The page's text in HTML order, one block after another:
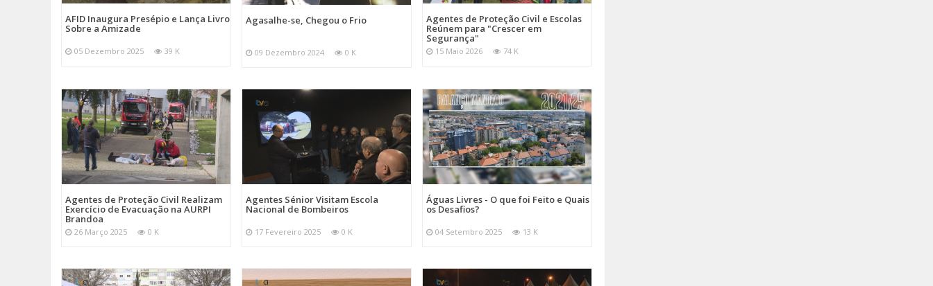
AFID Inaugura Presépio e Lança Livro
Sobre a Amizade
05 Dezembro 2025 39 K
Agasalhe-se, Chegou o Frio
09 Dezembro 2024 0 K
Agentes de Proteção Civil e Escolas
Reúnem para "Crescer em
Segurança"
15 Maio 2026 74 K
Agentes de Proteção Civil Realizam
Exercício de Evacuação na AURPI
Brandoa
26 Março 2025 0 K
Agentes Sénior Visitam Escola
Nacional de Bombeiros
17 Fevereiro 2025 0 K
Águas Livres - O que foi Feito e Quais
os Desafios?
04 Setembro 2025 13 K